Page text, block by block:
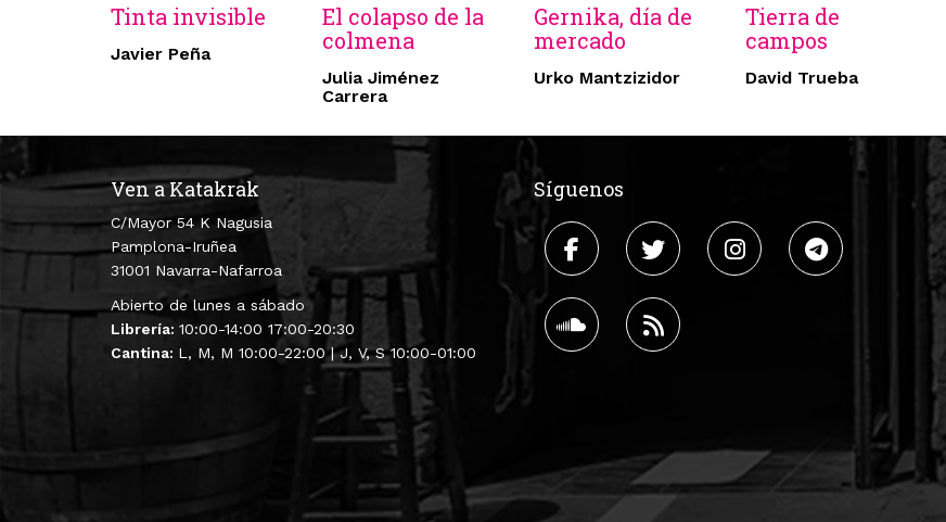
Tinta invisible
Javier Peña
El colapso de la
colmena
Julia Jiménez
Carrera
Gernika, día de
mercado
Urko Mantzizidor
Tierra de
campos
David Trueba
Ven a Katakrak
C/Mayor 54 K Nagusia
Pamplona-Iruñea
31001 Navarra-Nafarroa
Abierto de lunes a sábado
Librería: 10:00-14:00 17:00-20:30
Cantina: L, M, M 10:00-22:00 | J, V, S 10:00-01:00
Síguenos